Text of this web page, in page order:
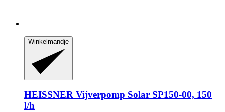
Winkelmandje
HEISSNER Vijverpomp Solar SP150-​00, 150
l/h